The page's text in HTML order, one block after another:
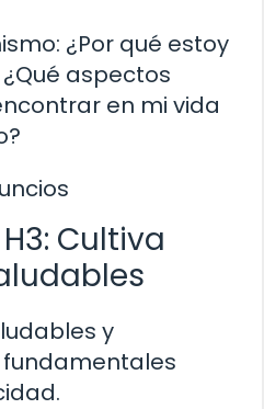
¿Por qué estoy
aspectos
en mi vida
Cultiva
y